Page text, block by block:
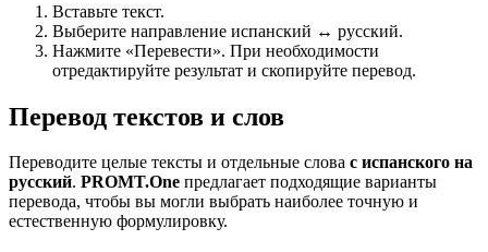
Вставьте текст.
Выберите направление испанский ↔ русский.
Нажмите «Перевести». При необходимости
отредактируйте результат и скопируйте перевод.
Перевод текстов и слов
Переводите целые тексты и отдельные слова с испанского на
русский. PROMT.One предлагает подходящие варианты
перевода, чтобы вы могли выбрать наиболее точную и
естественную формулировку.